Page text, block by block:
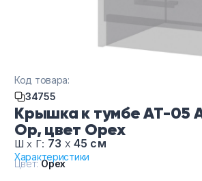
Крышка к тумбе АТ-05
Ор, цвет Орех
Шх Г: 73 х 45 см
Характеристики
Код товара:
34755
Цвет:Орех
Офисные шкафы
Сейфы и
Обеденная зона